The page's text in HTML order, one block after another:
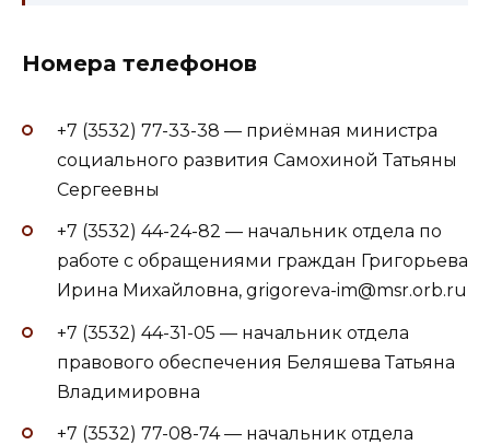
Номера телефонов
+7 (3532) 77-33-38 — приёмная министра
социального развития Самохиной Татьяны
Сергеевны
+7 (3532) 44-24-82 — начальник отдела по
работе с обращениями граждан Григорьева
Ирина Михайловна, grigoreva-im@msr.orb.ru
+7 (3532) 44-31-05 — начальник отдела
правового обеспечения Беляшева Татьяна
Владимировна
+7 (3532) 77-08-74 — начальник отдела